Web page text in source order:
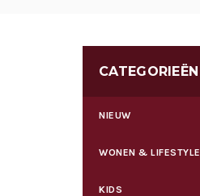
CATEGORIEËN
NIEUW
WONEN & LIFESTYLE
KIDS